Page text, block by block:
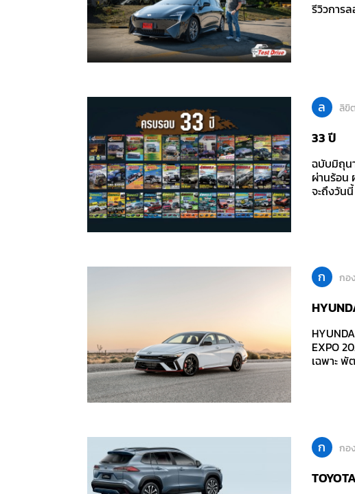
รีวิวการ
ล ลิขิ
33 ปี
ฉบับมิถุน
ผ่านร้อน
จะถึงวัน
ก กอ
EXPO
เฉพาะ
ก กอ